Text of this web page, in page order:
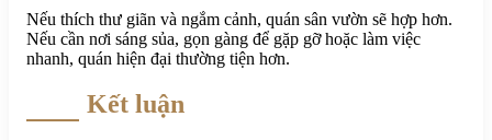
Nếu thích thư giãn và ngắm cảnh, quán sân vườn sẽ hợp hơn.
Nếu cần nơi sáng sủa, gọn gàng để gặp gỡ hoặc làm việc
nhanh, quán hiện đại thường tiện hơn.
Kết luận